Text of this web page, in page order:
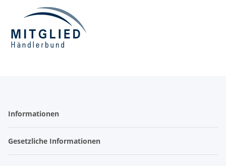
Informationen
Gesetzliche Informationen